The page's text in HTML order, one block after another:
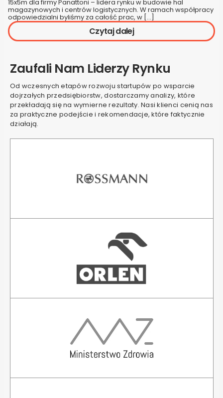
15x5m dla firmy Panattoni – lidera rynku w budowie hal
magazynowych i centrów logistycznych. W ramach współpracy
odpowiedzialni byliśmy za całość prac, w […]
Czytaj dalej
Zaufali Nam Liderzy Rynku
Od wczesnych etapów rozwoju startupów po wsparcie
dojrzałych przedsiębiorstw, dostarczamy analizy, które
przekładają się na wymierne rezultaty. Nasi klienci cenią nas
za praktyczne podejście i rekomendacje, które faktycznie
działają.